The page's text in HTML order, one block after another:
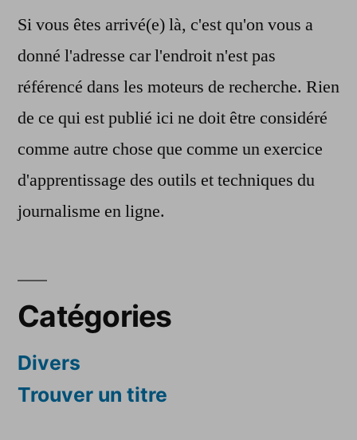
Si vous êtes arrivé(e) là, c'est qu'on vous a
donné l'adresse car l'endroit n'est pas
référencé dans les moteurs de recherche. Rien
de ce qui est publié ici ne doit être considéré
comme autre chose que comme un exercice
d'apprentissage des outils et techniques du
journalisme en ligne.
Catégories
Divers
Trouver un titre